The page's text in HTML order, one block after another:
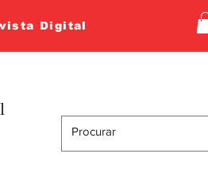
Digital